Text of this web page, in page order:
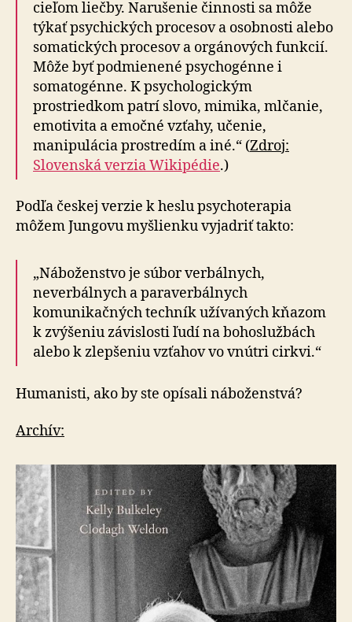
cieľom liečby. Narušenie činnosti sa môže
týkať psychických procesov a osobnosti alebo
somatických procesov a orgánových funkcií.
Môže byť podmienené psychogénne i
somatogénne. K psychologickým
prostriedkom patrí slovo, mimika, mlčanie,
emotivita a emočné vzťahy, učenie,
manipulácia prostredím a iné.“ (Zdroj:
Slovenská verzia Wikipédie.)
Podľa českej verzie k heslu psychoterapia
môžem Jungovu myšlienku vyjadriť takto:
„Náboženstvo je súbor verbálnych,
neverbálnych a paraverbálnych
komunikačných techník užívaných kňazom
k zvýšeniu závislosti ľudí na bohoslužbách
alebo k zlepšeniu vzťahov vo vnútri cirkvi.“
Humanisti, ako by ste opísali náboženstvá?
Archív: